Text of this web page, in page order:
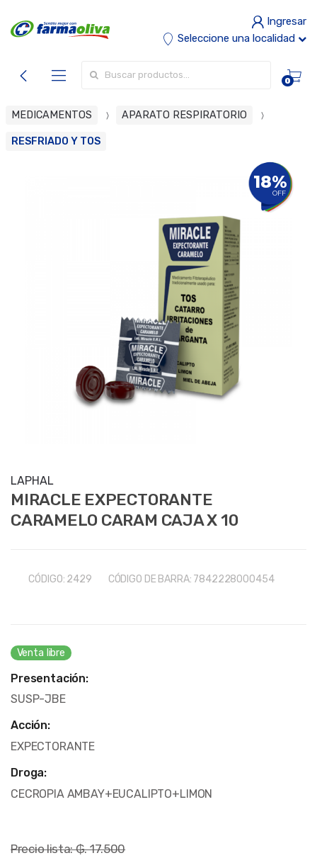
Ingresar
Seleccione una localidad
0
MEDICAMENTOS APARATO RESPIRATORIO
RESFRIADO Y TOS
18%
OFF
LAPHAL
MIRACLE EXPECTORANTE
CARAMELO CARAM CAJA X 10
CÓDIGO: 2429 CÓDIGO DE BARRA: 7842228000454
Venta libre
Presentación:
SUSP-JBE
Acción:
EXPECTORANTE
Droga:
CECROPIA AMBAY+EUCALIPTO+LIMON
Precio lista: ₲. 17.500